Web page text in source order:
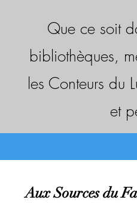
Que ce soit
bibliothèques,
les Conteurs du
et
Aux Sources du